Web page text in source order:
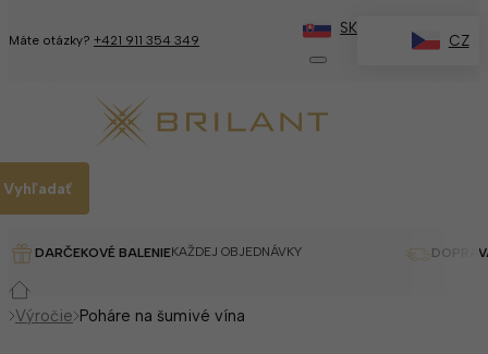
Máte otázky? +421 911 354 349
SK
CZ
Vyhľadať
DARČEKOVÉ BALENIEKAŽDEJ OBJEDNÁVKY
Výročie Poháre na šumivé vína